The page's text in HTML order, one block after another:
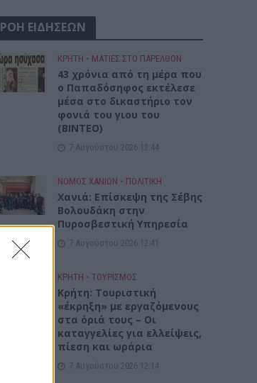
ΡΟΗ ΕΙΔΗΣΕΩΝ
ΚΡΗΤΗ • ΜΑΤΙΕΣ ΣΤΟ ΠΑΡΕΛΘΟΝ
43 χρόνια από τη μέρα που
ο Παπαδόσηφος εκτέλεσε
μέσα στο δικαστήριο τον
φονιά του γιου του
(ΒΙΝΤΕΟ)
7 Αυγούστου 2026 12:44
ΝΟΜΌΣ ΧΑΝΊΩΝ • ΠΟΛΙΤΙΚΗ
Xανιά: Επίσκεψη της Σέβης
Βολουδάκη στην
Πυροσβεστική Υπηρεσία
7 Αυγούστου 2026 12:41
ΚΡΗΤΗ • ΤΟΥΡΙΣΜΟΣ
Κρήτη: Τουριστική
«έκρηξη» με εργαζόμενους
στα όριά τους – Οι
καταγγελίες για ελλείψεις,
πίεση και ωράρια
7 Αυγούστου 2026 12:14